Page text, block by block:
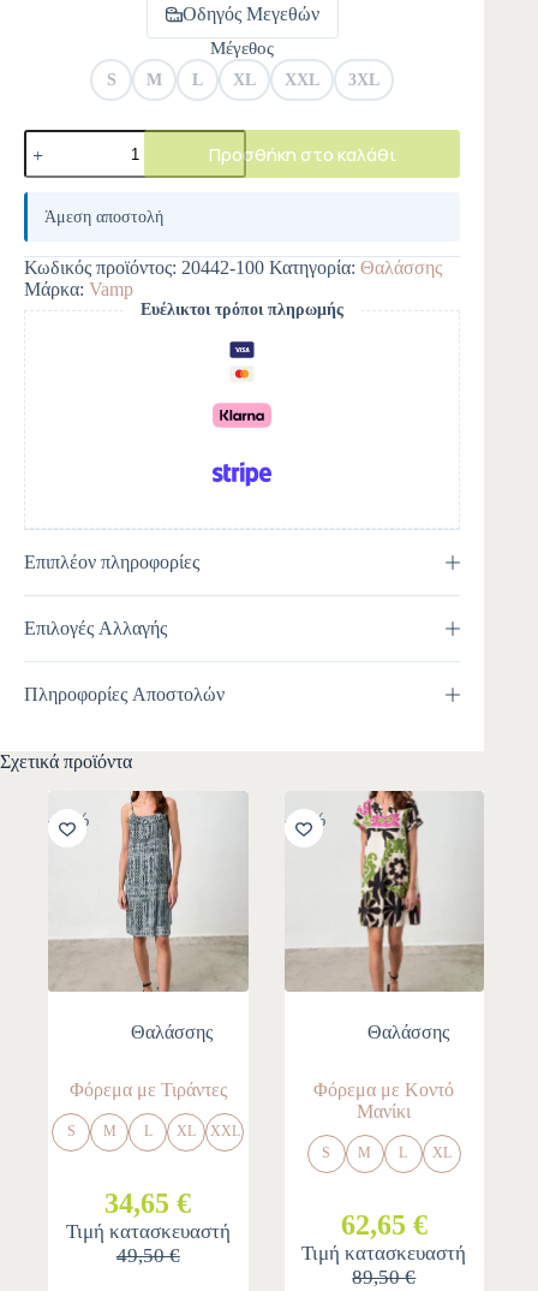
Οδηγός Μεγεθών
Μέγεθος
S M L XL XXL 3XL
Προσθήκη στο καλάθι
A
e
r
n
a
t
i
v
e
:
Άμεση αποστολή
Κωδικός προϊόντος: 20442-100 Κατηγορία: Θαλάσσης
Μάρκα: Vamp
Ευέλικτοι τρόποι πληρωμής
Επιπλέον πληροφορίες
Επιλογές Αλλαγής
Πληροφορίες Αποστολών
Σχετικά προϊόντα
-30%
Θαλάσσης
Φόρεμα με Τιράντες
S M L XL XXL
34,65 €
Τιμή κατασκευαστή
49,50 €
-30%
Θαλάσσης
Φόρεμα με Κοντό
Μανίκι
S M L XL
62,65 €
Τιμή κατασκευαστή
89,50 €